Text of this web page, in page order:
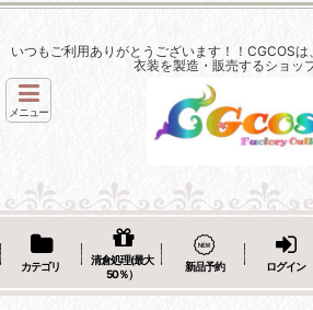
いつもご利用ありがとうございます！！CGCOS
衣装を製造・販売するショッ
メニュー
カテゴリ
清倉処理(最大
50％）
新品予約 ログイン